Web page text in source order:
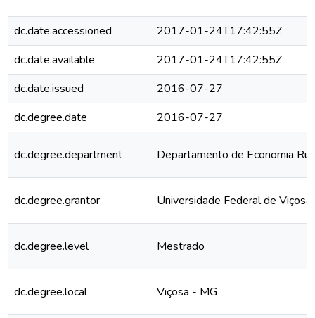
dc.date.accessioned
2017-01-24T17:42:55Z
dc.date.available
2017-01-24T17:42:55Z
dc.date.issued
2016-07-27
dc.degree.date
2016-07-27
dc.degree.department Departamento de Economia
dc.degree.grantor Universidade Federal de Viçosa
dc.degree.level Mestrado
dc.degree.local Viçosa - MG